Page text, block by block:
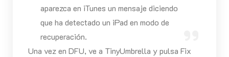
aparezca en iTunes un mensaje diciendo
que ha detectado un iPad en modo de
recuperación.
Una vez en DFU, ve a TinyUmbrella y pulsa Fix